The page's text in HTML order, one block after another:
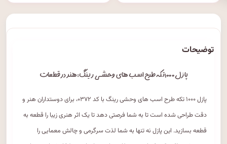
توضیحات
پازل ۱۰۰۰ تکه طرح اسب های وحشی رینگ: هنر در قطعات
پازل ۱۰۰۰ تکه طرح اسب های وحشی رینگ با کد ۰۳۷۲، برای دوستداران هنر و
دقت طراحی شده است تا به شما فرصتی دهد تا یک اثر هنری زیبا را قطعه به
قطعه بسازید. این پازل نه تنها به شما لذت سرگرمی و چالش معمایی را